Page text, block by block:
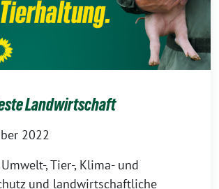
Landwirtschaft
2022
, Tier-, Klima- und
und landwirtschaftliche